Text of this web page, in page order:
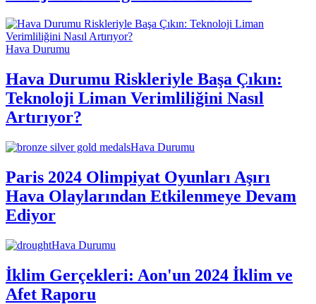
Hava Durumu
Hava Durumu Riskleriyle Başa Çıkın:
Teknoloji Liman Verimliliğini Nasıl
Artırıyor?
Hava Durumu
Paris 2024 Olimpiyat Oyunları Aşırı
Hava Olaylarından Etkilenmeye Devam
Ediyor
Hava Durumu
İklim Gerçekleri: Aon'un 2024 İklim ve
Afet Raporu